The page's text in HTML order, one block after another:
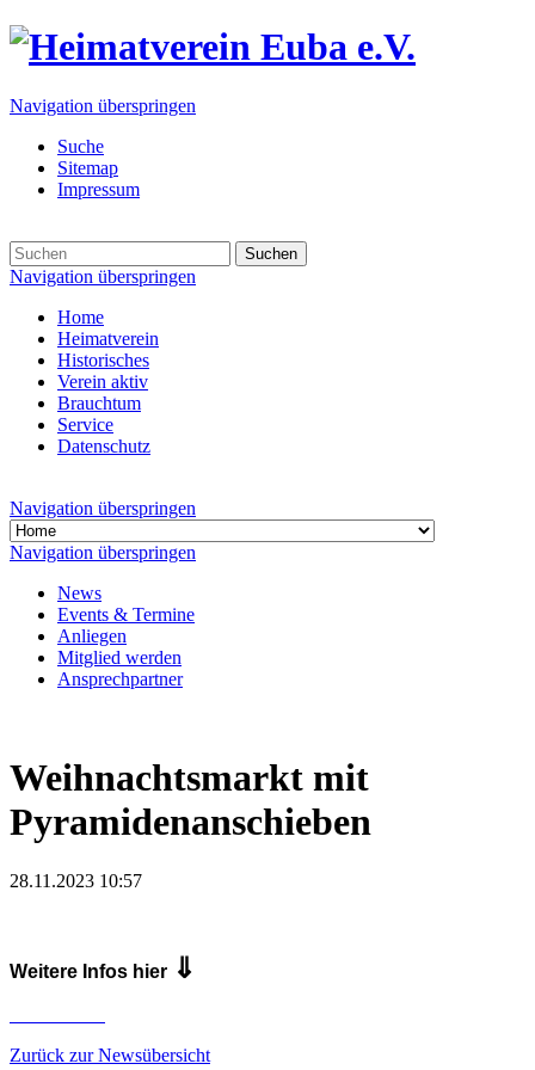
Navigation überspringen
Suche
Sitemap
Impressum
Suchen
Navigation überspringen
Home
Heimatverein
Historisches
Verein aktiv
Brauchtum
Service
Datenschutz
Navigation überspringen
Navigation überspringen
News
Events & Termine
Anliegen
Mitglied werden
Ansprechpartner
Weihnachtsmarkt mit
Pyramidenanschieben
28.11.2023 10:57
Weitere Infos hier ⇓
Zurück zur Newsübersicht